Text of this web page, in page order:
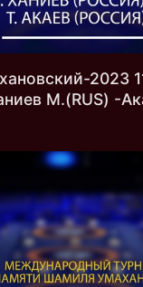
2023
М.(RUS) -